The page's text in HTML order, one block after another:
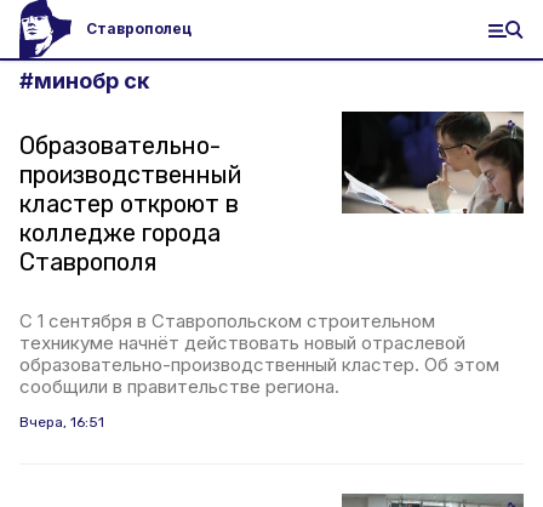
Ставрополец
#минобр ск
Образовательно-
производственный
кластер откроют в
колледже города
Ставрополя
С 1 сентября в Ставропольском строительном
техникуме начнёт действовать новый отраслевой
образовательно-производственный кластер. Об этом
сообщили в правительстве региона.
Вчера, 16:51